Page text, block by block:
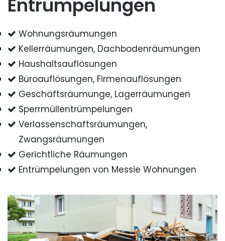
Entrümpelungen
Wohnungsräumungen
Kellerräumungen, Dachbodenräumungen
Haushaltsauflösungen
Büroauflösungen, Firmenauflösungen
Geschäftsräumunge, Lagerräumungen
Sperrmüllentrümpelungen
Verlassenschaftsräumungen,
Zwangsräumungen
Gerichtliche Räumungen
Entrümpelungen von Messie Wohnungen